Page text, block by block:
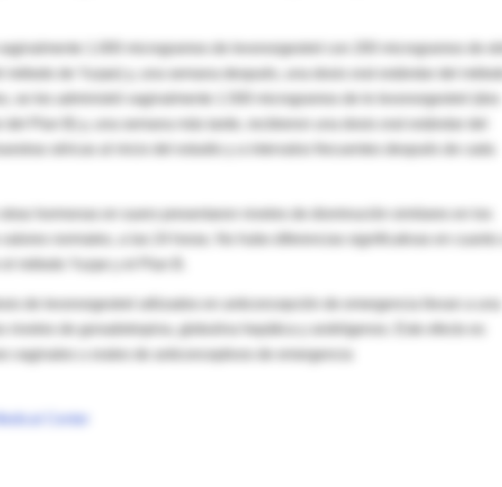
1.000 microgramos de levonorgestrel con 200 microgramos de
se les administró vaginalmente 1.500 microgramos de le levonorgestrel (dos
del Plan B) y, una semana más tarde, recibieron una dosis oral estándar del
hormonas en suero presentaron niveles de disminución similares en los
normales, a las 24 horas. No hubo diferencias significativas en cuanto a
método Yuzpe y el Plan B.
de levonorgestrel utilizados en anticoncepción de emergencia llevan a una
niveles de gonadotropina, globulina hepática y andrógenos. Este efecto es
vaginales u orales de anticonceptivos de emergencia